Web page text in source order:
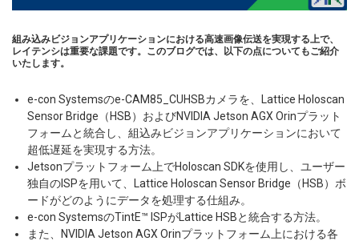
組み込みビジョンアプリケーションにおける高速画像伝送を実現する上で、
レイテンシは重要な課題です。このブログでは、以下の点についてもご紹介
いたします。
e-con Systemsのe-CAM85_CUHSBカメラを、Lattice Holoscan
Sensor Bridge（HSB）およびNVIDIA Jetson AGX Orinプラット
フォームと統合し、組込みビジョンアプリケーションにおいて
超低遅延を実現する方法。
Jetsonプラットフォーム上でHoloscan SDKを使用し、ユーザー
独自のISPを用いて、Lattice Holoscan Sensor Bridge（HSB）ボ
ードがどのようにデータを処理する仕組み。
e-con SystemsのTintE™ ISPがLattice HSBと統合する方法。
また、NVIDIA Jetson AGX Orinプラットフォーム上における各